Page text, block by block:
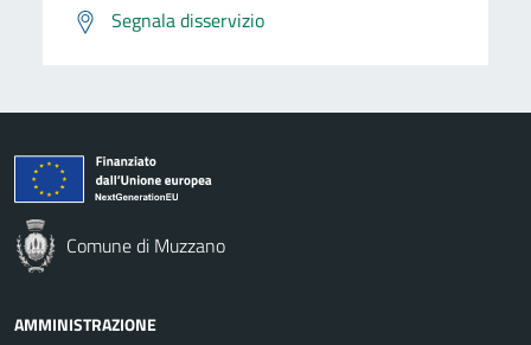
Segnala disservizio
Comune di Muzzano
AMMINISTRAZIONE